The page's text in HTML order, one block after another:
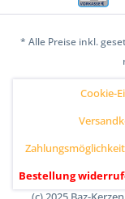
* Alle Preise inkl.
Cookie-
Bestellung